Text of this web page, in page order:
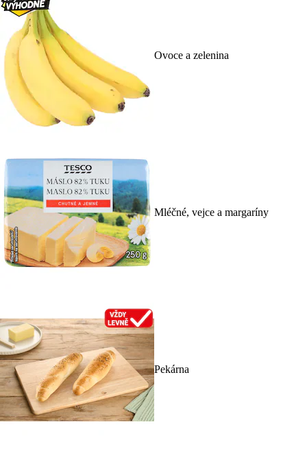
Ovoce a zelenina
Mléčné, vejce a margaríny
Pekárna